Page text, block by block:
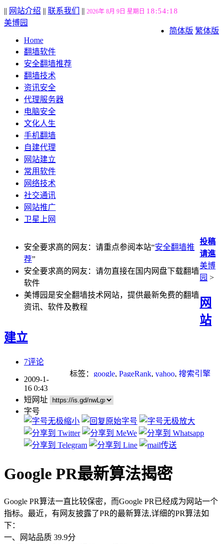
|| 网站介绍 || 联系我们 || 2026年 8月 9日 星期日 18:54:19
简体版 繁体版
美博园
Home
翻墙软件
安全翻墙推荐
翻墙技术
资讯安全
代理服务器
电脑安全
文化人生
手机翻墙
自建代理
网站建立
常用软件
网络技术
社交通讯
网站推广
卫星上网
安全要求高的网友：请重点参阅本站“安全翻墙推
荐”
安全要求高的网友：请勿直接在国内网盘下载翻墙
软件
美博园是安全翻墙技术网站，提供最新免费的翻墙
资讯、软件及教程
投稿
请進
美博
园 >
网
站
建立
7评论
标签： google, PageRank, yahoo, 搜索引擎
2009-1-
16 0:43
短网址
字号
Google PR最新算法揭密
Google PR算法一直比较保密，而Google PR已经成为网站一个
指标。最近，有网友披露了PR的最新算法,详细的PR算法如
下：
一、网站品质 39.9分